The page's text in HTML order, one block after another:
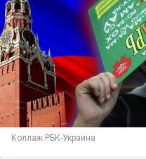
Коллаж РБК-Украина